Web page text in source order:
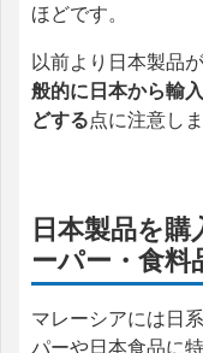
ほどです。
以前より日本製品
般的に日本から輸
どする点に注意し
日本製品を
ーパー・食料
マレーシアには日
パーや日本食品に